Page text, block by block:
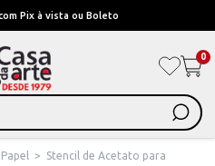
em Até 6x sem juros ou ate 12x com juros
0
>
Stencil de Acetato para